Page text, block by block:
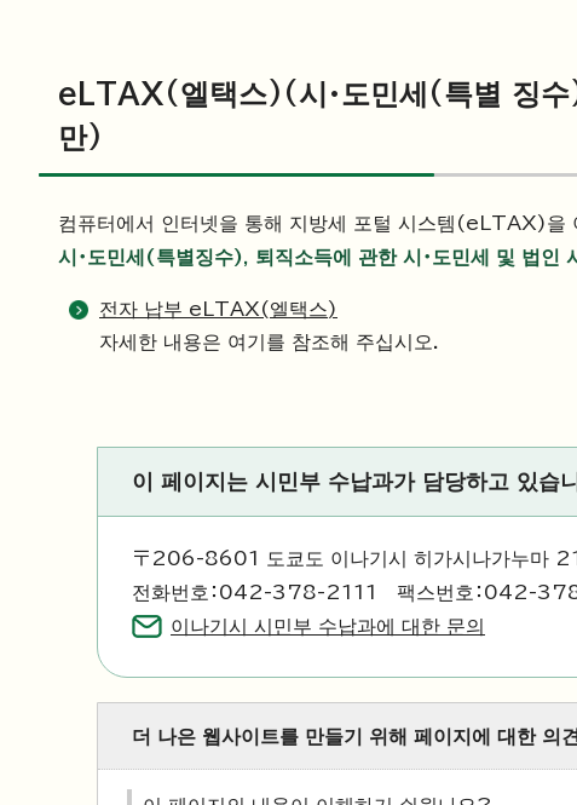
eLTAX(엘택스)(시·도민세(특별 징수
만)
컴퓨터에서 인터넷을 통해 지방세 포털 시스템(eLTAX)을
시・도민세(특별징수), 퇴직소득에 관한 시・도민세 및 법인
전자 납부 eLTAX(엘택스)
자세한 내용은 여기를 참조해 주십시오.
이 페이지는 시민부 수납과가 담당하고 있습
〒206-8601 도쿄도 이나기시 히가시나가누마
전화번호：042-378-2111 팩스번호：042-
이나기시 시민부 수납과에 대한 문의
더 나은 웹사이트를 만들기 위해 페이지에 대한 의